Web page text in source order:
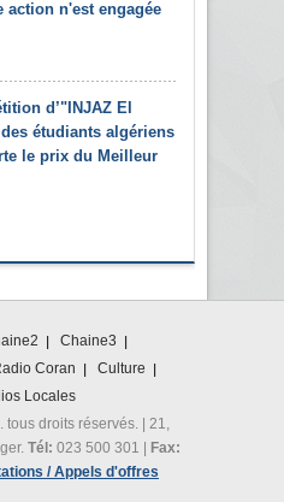
action n'est engagée
d’"INJAZ El
étudiants algériens
le prix du Meilleur
Chaine3
Coran
Culture
Locales
droits réservés. | 21,
Tél: 023 500 301 | Fax:
/ Appels d'offres